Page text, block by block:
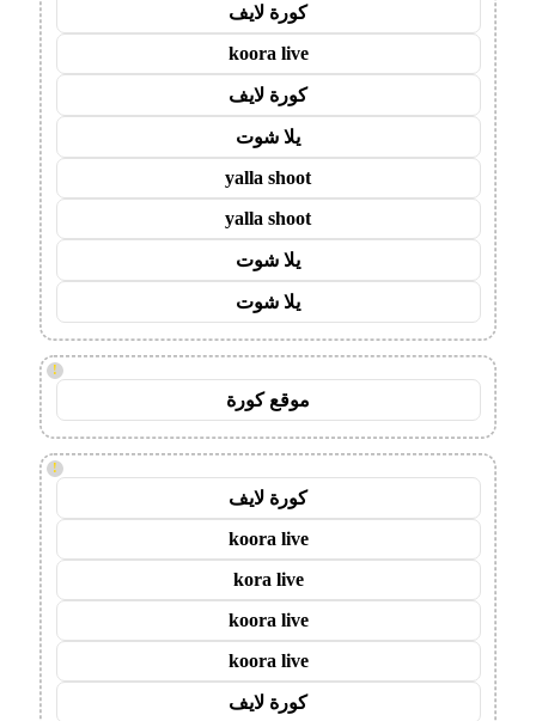
كورة لايف
koora live
كورة لايف
يلا شوت
yalla shoot
yalla shoot
يلا شوت
يلا شوت
!
موقع كورة
!
كورة لايف
koora live
kora live
koora live
koora live
كورة لايف